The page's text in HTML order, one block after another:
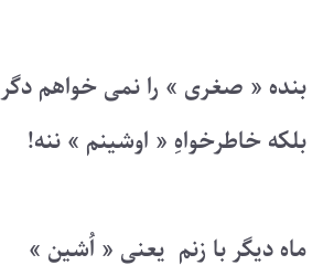
بنده « صغری » را نمی خواهم دگر
بلکه خاطرخواهِ « اوشینم » ننه!
ماه دیگر با زنم یعنی « اُشین »